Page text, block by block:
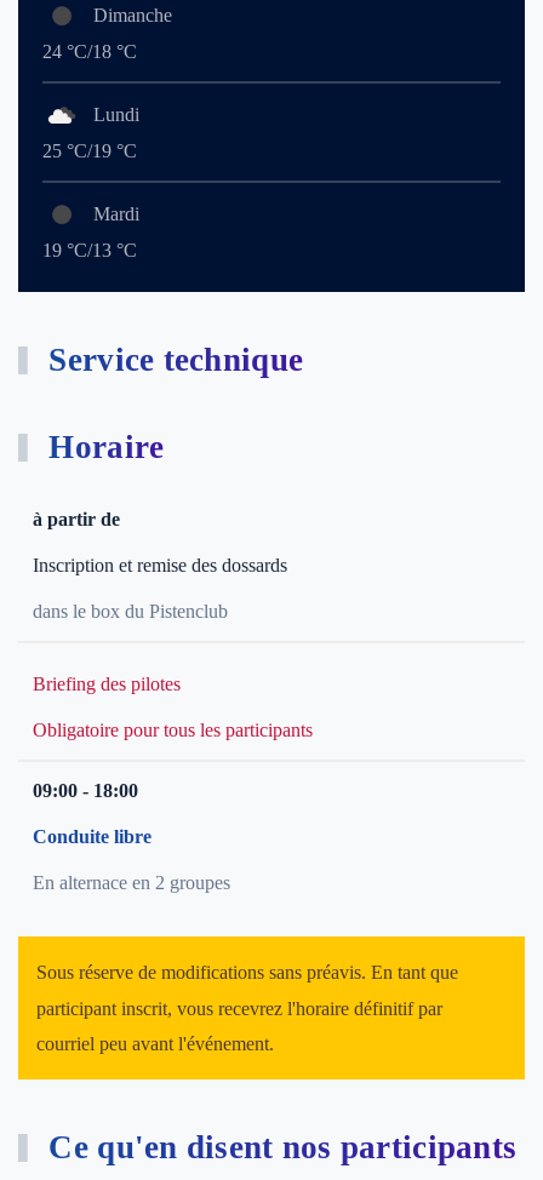
Dimanche
24 °C/18 °C
Lundi
25 °C/19 °C
Mardi
19 °C/13 °C
Service technique
Horaire
à partir de
Inscription et remise des dossards
dans le box du Pistenclub
Briefing des pilotes
Obligatoire pour tous les participants
09:00 - 18:00
Conduite libre
En alternace en 2 groupes
Sous réserve de modifications sans préavis. En tant que
participant inscrit, vous recevrez l'horaire définitif par
courriel peu avant l'événement.
Ce qu'en disent nos participants